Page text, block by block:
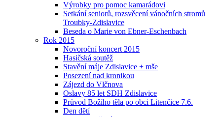
Výrobky pro pomoc kamarádovi
Setkání seniorů, rozsvěcení vánočních stromů
Troubky-Zdislavice
Beseda o Marie von Ebner-Eschenbach
Rok 2015
Novoroční koncert 2015
Hasičská soutěž
Stavění máje Zdislavice + mše
Posezení nad kronikou
Zájezd do Vlčnova
Oslavy 85 let SDH Zdislavice
Průvod Božího těla po obci Litenčice 7.6.
Den dětí